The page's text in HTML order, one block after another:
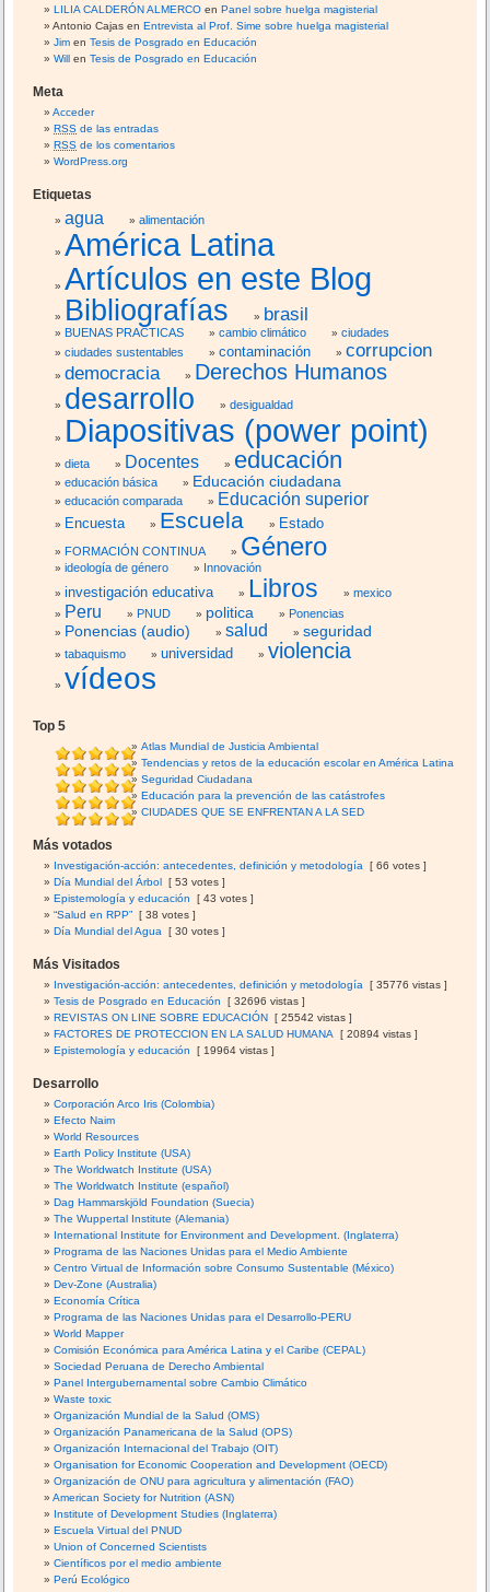
LILIA CALDERÓN ALMERCO enPanel sobre huelga magisterial
Antonio Cajas enEntrevista al Prof. Sime sobre huelga magisterial
Jim enTesis de Posgrado en Educación
Will enTesis de Posgrado en Educación
Meta
Acceder
RSS de las entradas
RSS de los comentarios
WordPress.org
Etiquetas
agua alimentación
América Latina
Artículos en este Blog
Bibliografías brasil
BUENAS PRACTICAS cambio climático
ciudades
ciudades sustentables
contaminación
corrupcion
democracia
Derechos Humanos
desarrollo desigualdad
Diapositivas (power point)
dieta Docentes educación
educación básica Educación ciudadana
educación comparada Educación superior
Encuesta Escuela Estado
FORMACIÓN CONTINUA Género
ideología de género Innovación
investigación educativa Libros mexico
Peru PNUD politica Ponencias
Ponencias (audio) salud seguridad
tabaquismo universidad violencia
vídeos
Top 5
Atlas Mundial de Justicia Ambiental
Tendencias y retos de la educación escolar en América Latina
Seguridad Ciudadana
Educación para la prevención de las catástrofes
CIUDADES QUE SE ENFRENTAN A LA SED
Más votados
Investigación-acción: antecedentes, definición y metodología
[ 66 votes ]
Día Mundial del Árbol [ 53 votes ]
Epistemología y educación
[ 43 votes ]
“Salud en RPP” [ 38 votes ]
Día Mundial del Agua
[ 30 votes ]
Más Visitados
Investigación-acción: antecedentes, definición y metodología
[ 35776 vistas ]
Tesis de Posgrado en Educación
[ 32696 vistas ]
REVISTAS ON LINE SOBRE EDUCACIÓN [ 25542 vistas ]
FACTORES DE PROTECCION EN LA SALUD HUMANA
[ 20894 vistas ]
Epistemología y educación
[ 19964 vistas ]
Desarrollo
Corporación Arco Iris (Colombia)
Efecto Naim
World Resources
Earth Policy Institute (USA)
The Worldwatch Institute (USA)
The Worldwatch Institute (español)
Dag Hammarskjöld Foundation (Suecia)
The Wuppertal Institute (Alemania)
International Institute for Environment and Development. (Inglaterra)
Programa de las Naciones Unidas para el Medio Ambiente
Centro Virtual de Información sobre Consumo Sustentable (México)
Dev-Zone (Australia)
Economía Crítica
Programa de las Naciones Unidas para el Desarrollo-PERU
World Mapper
Comisión Económica para América Latina y el Caribe (CEPAL)
Sociedad Peruana de Derecho Ambiental
Panel Intergubernamental sobre Cambio Climático
Waste toxic
Organización Mundial de la Salud (OMS)
Organización Panamericana de la Salud (OPS)
Organización Internacional del Trabajo (OIT)
Organisation for Economic Cooperation and Development (OECD)
Organización de ONU para agricultura y alimentación (FAO)
American Society for Nutrition (ASN)
Institute of Development Studies (Inglaterra)
Escuela Virtual del PNUD
Union of Concerned Scientists
Científicos por el medio ambiente
Perú Ecológico